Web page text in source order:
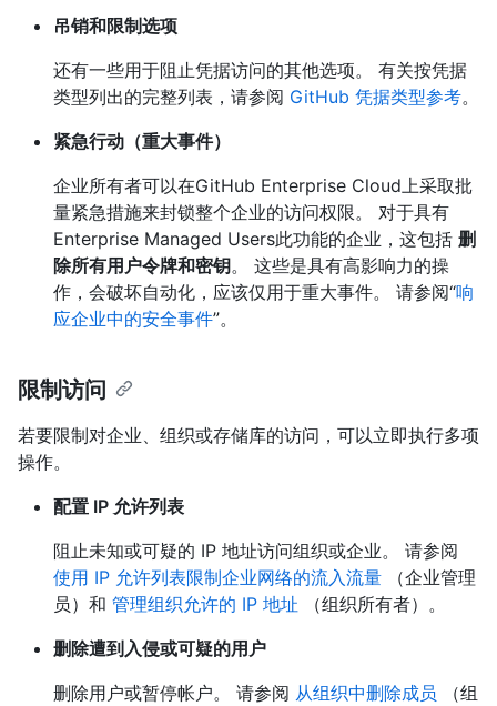
吊销和限制选项
还有一些用于阻止凭据访问的其他选项。 有关按凭据
类型列出的完整列表，请参阅 GitHub 凭据类型参考。
紧急行动（重大事件）
企业所有者可以在GitHub Enterprise Cloud上采取批
量紧急措施来封锁整个企业的访问权限。 对于具有
Enterprise Managed Users此功能的企业，这包括 删
除所有用户令牌和密钥。 这些是具有高影响力的操
作，会破坏自动化，应该仅用于重大事件。 请参阅“响
应企业中的安全事件”。
限制访问
若要限制对企业、组织或存储库的访问，可以立即执行多项
操作。
配置 IP 允许列表
阻止未知或可疑的 IP 地址访问组织或企业。 请参阅
使用 IP 允许列表限制企业网络的流入流量 （企业管理
员）和 管理组织允许的 IP 地址 （组织所有者）。
删除遭到入侵或可疑的用户
删除用户或暂停帐户。 请参阅 从组织中删除成员 （组